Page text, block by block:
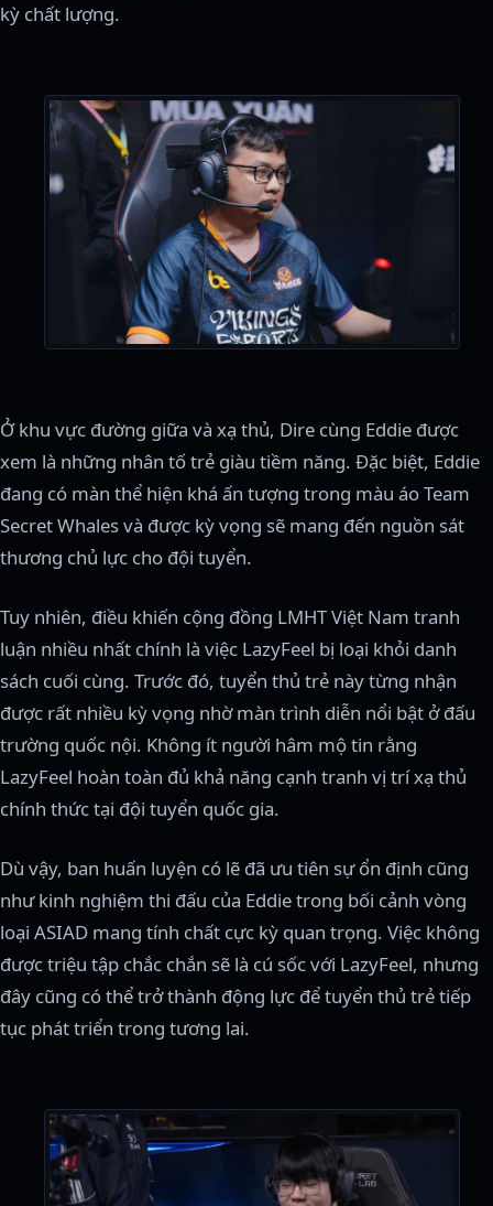
kỳ chất lượng.
Ở khu vực đường giữa và xạ thủ, Dire cùng Eddie được
xem là những nhân tố trẻ giàu tiềm năng. Đặc biệt, Eddie
đang có màn thể hiện khá ấn tượng trong màu áo Team
Secret Whales và được kỳ vọng sẽ mang đến nguồn sát
thương chủ lực cho đội tuyển.
Tuy nhiên, điều khiến cộng đồng LMHT Việt Nam tranh
luận nhiều nhất chính là việc LazyFeel bị loại khỏi danh
sách cuối cùng. Trước đó, tuyển thủ trẻ này từng nhận
được rất nhiều kỳ vọng nhờ màn trình diễn nổi bật ở đấu
trường quốc nội. Không ít người hâm mộ tin rằng
LazyFeel hoàn toàn đủ khả năng cạnh tranh vị trí xạ thủ
chính thức tại đội tuyển quốc gia.
Dù vậy, ban huấn luyện có lẽ đã ưu tiên sự ổn định cũng
như kinh nghiệm thi đấu của Eddie trong bối cảnh vòng
loại ASIAD mang tính chất cực kỳ quan trọng. Việc không
được triệu tập chắc chắn sẽ là cú sốc với LazyFeel, nhưng
đây cũng có thể trở thành động lực để tuyển thủ trẻ tiếp
tục phát triển trong tương lai.